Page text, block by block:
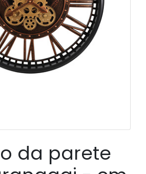
da parete